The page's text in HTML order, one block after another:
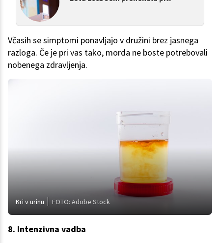
Včasih se simptomi ponavljajo v družini brez jasnega
razloga. Če je pri vas tako, morda ne boste potrebovali
nobenega zdravljenja.
Kri v urinu FOTO: Adobe Stock
8. Intenzivna vadba